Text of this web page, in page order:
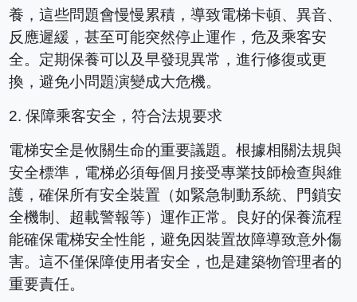
養，這些問題會慢慢累積，導致電梯卡頓、異音、
反應遲緩，甚至可能突然停止運作，危及乘客安
全。定期保養可以及早發現異常，進行修復或更
換，避免小問題演變成大危機。
2.保障乘客安全，符合法規要求
電梯安全是攸關生命的重要議題。根據相關法規與
安全標準，電梯必須每個月接受專業技師檢查與維
護，確保所有安全裝置（如緊急制動系統、門鎖安
全機制、超載警報等）運作正常。良好的保養流程
能確保電梯安全性能，避免因裝置故障導致意外傷
害。這不僅保障使用者安全，也是建築物管理者的
重要責任。